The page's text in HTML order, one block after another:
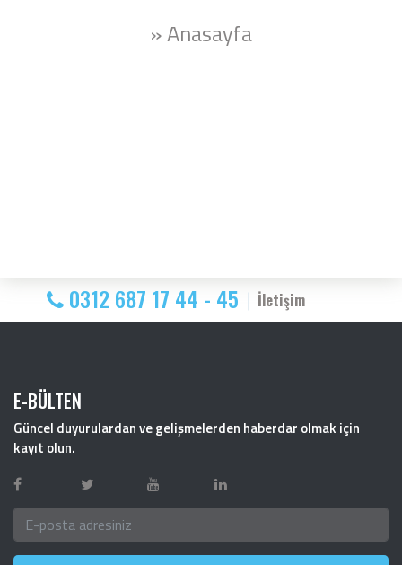
» Anasayfa
0312 687 17 44 - 45 İletişim
E-BÜLTEN
Güncel duyurulardan ve gelişmelerden haberdar olmak için
kayıt olun.